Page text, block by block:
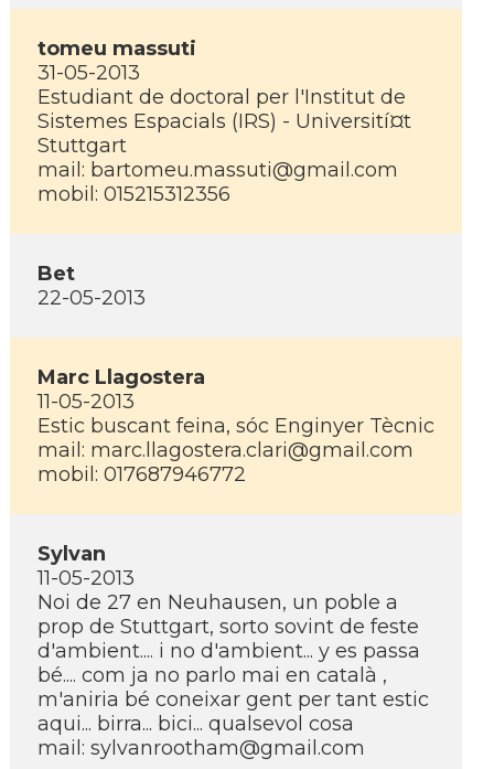
tomeu massuti
31-05-2013
Estudiant de doctoral per l'Institut de
Sistemes Espacials (IRS) - Universití¤t
Stuttgart
mail: bartomeu.massuti@gmail.com
mobil: 015215312356
Bet
22-05-2013
Marc Llagostera
11-05-2013
Estic buscant feina, sóc Enginyer Tècnic
mail: marc.llagostera.clari@gmail.com
mobil: 017687946772
Sylvan
11-05-2013
Noi de 27 en Neuhausen, un poble a
prop de Stuttgart, sorto sovint de feste
d'ambient.... i no d'ambient... y es passa
bé.... com ja no parlo mai en català ,
m'aniria bé coneixar gent per tant estic
aqui... birra... bici... qualsevol cosa
mail: sylvanrootham@gmail.com